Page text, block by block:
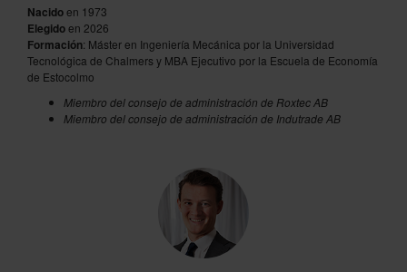
Nacidoen 1973
Elegidoen 2026
Formación: Máster en Ingeniería Mecánica por la Universidad
Tecnológica de Chalmers y MBA Ejecutivo por la Escuela de Economía
de Estocolmo
Miembro del consejo de administración de Roxtec AB
Miembro del consejo de administración de Indutrade AB